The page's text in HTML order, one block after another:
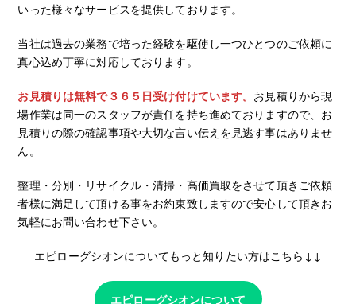
いった様々なサービスを提供しております。
当社は過去の業務で培った経験を駆使し一つひとつのご依頼に
真心込め丁寧に対応しております。
お見積りは無料で３６５日受け付けています。 お見積りから現
場作業は同一のスタッフが責任を持ち進めておりますので、お
見積りの際の確認事項や大切な言い伝えを見逃す事はありませ
ん。
整理・分別・リサイクル・清掃・高価買取をさせて頂きご依頼
者様に満足して頂ける事をお約束致しますので安心して頂きお
気軽にお問い合わせ下さい。
エピローグシオンについてもっと知りたい方はこちら↓↓
エピローグシオンについて